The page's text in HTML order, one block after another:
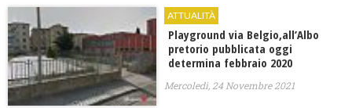
ATTUALITÀ
Playground via Belgio,all’Albo
pretorio pubblicata oggi
determina febbraio 2020
Mercoledì, 24 Novembre 2021